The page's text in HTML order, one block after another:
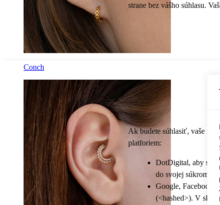
Conch
strane bez vášho súhlasu.
Ak budete súhlasiť, vaše
platforiem:
DotDigital, aby sme
do svojej
Google, Facebook,
(<hashed>). V